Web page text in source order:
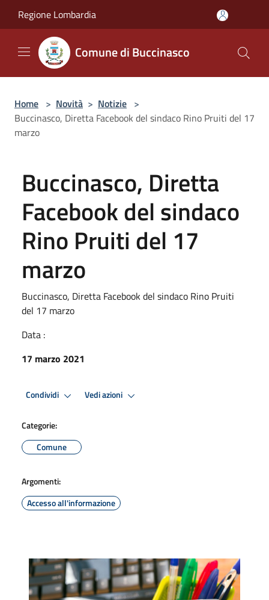
Regione Lombardia
Comune di Buccinasco
Home > Novità > Notizie >
Buccinasco, Diretta Facebook del sindaco Rino Pruiti del 17
marzo
Buccinasco, Diretta
Facebook del sindaco
Rino Pruiti del 17
marzo
Buccinasco, Diretta Facebook del sindaco Rino Pruiti
del 17 marzo
Data :
17 marzo 2021
Condividi Vedi azioni
Categorie:
Comune
Argomenti:
Accesso all'informazione